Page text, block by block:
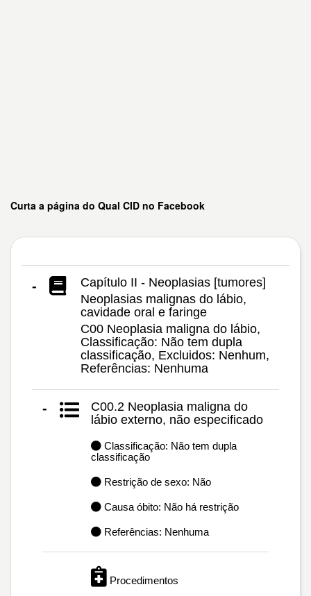
Curta a página do Qual CID no Facebook
-
Capítulo II - Neoplasias [tumores]
Neoplasias malignas do lábio,
cavidade oral e faringe
C00 Neoplasia maligna do lábio,
Classificação: Não tem dupla
classificação, Excluidos: Nenhum,
Referências: Nenhuma
-
C00.2 Neoplasia maligna do
lábio externo, não especificado
Classificação: Não tem dupla
classificação
Restrição de sexo: Não
Causa óbito: Não há restrição
Referências: Nenhuma
Procedimentos